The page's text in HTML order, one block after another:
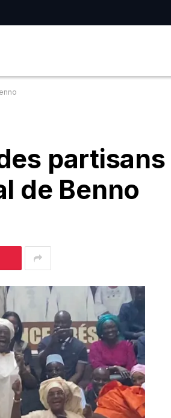
de Benno